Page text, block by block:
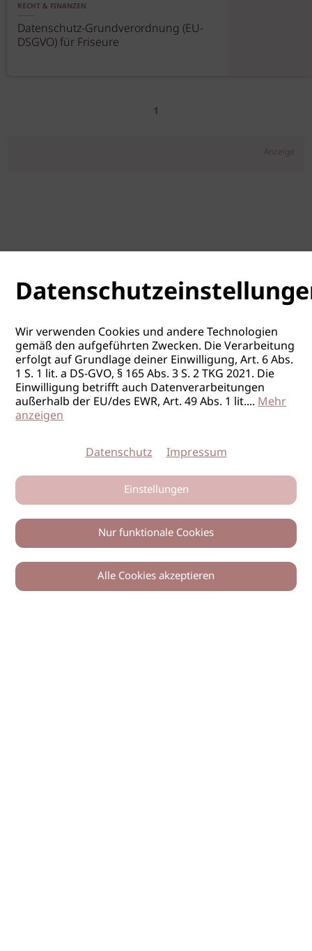
RECHT & FINANZEN
Datenschutz-Grundverordnung (EU-
DSGVO) für Friseure
1
Anzeige
Wir verwenden Cookies und andere Technologien
gemäß den aufgeführten Zwecken. Die Verarbeitung
erfolgt auf Grundlage deiner Einwilligung, Art. 6 Abs.
1 S. 1 lit. a DS-GVO, § 165 Abs. 3 S. 2 TKG 2021. Die
Einwilligung betrifft auch Datenverarbeitungen
außerhalb der EU/des EWR, Art. 49 Abs. 1 lit....Mehr
anzeigen
Datenschutz Impressum
Einstellungen
Nur funktionale Cookies
Alle Cookies akzeptieren